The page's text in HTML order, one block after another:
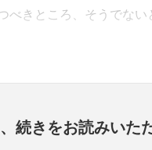
べきところ、そうでな
続きをお読みいた